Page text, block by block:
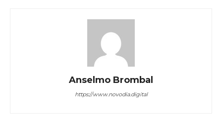
Anselmo Brombal
https://www.novodia.digital